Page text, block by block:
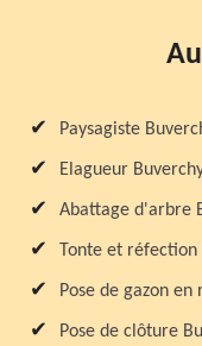
Paysagiste
Elagueur
Abattage d'arbre
Tonte et
Pose de gazon
Pose de clôture